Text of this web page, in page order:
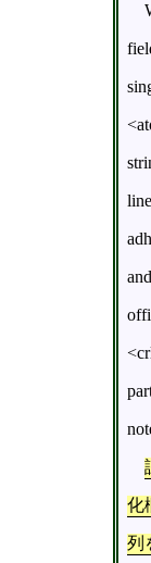
fields) quoted
strings are
adhered to
and II.B.1.c.6, below.) Note that the
<crlf>s in
particular
化
列